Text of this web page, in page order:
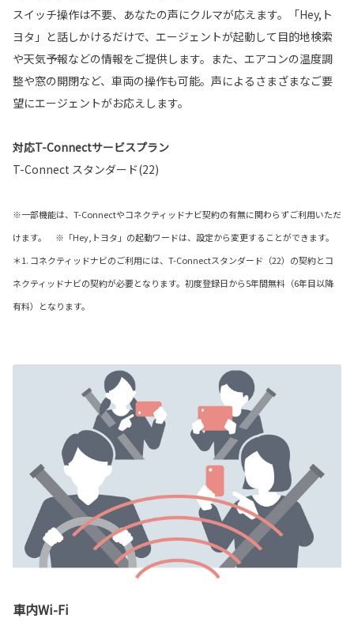
スイッチ操作は不要、あなたの声にクルマが応えます。「Hey,ト
ヨタ」と話しかけるだけで、エージェントが起動して目的地検索
や天気予報などの情報をご提供します。また、エアコンの温度調
整や窓の開閉など、車両の操作も可能。声によるさまざまなご要
望にエージェントがお応えします。
対応T-Connectサービスプラン
T-Connect スタンダード(22)
※一部機能は、T-Connectやコネクティッドナビ契約の有無に関わらずご利用いただ
けます。 ※「Hey,トヨタ」の起動ワードは、設定から変更することができます。
＊1. コネクティッドナビのご利用には、T-Connectスタンダード（22）の契約とコ
ネクティッドナビの契約が必要となります。初度登録日から5年間無料（6年目以降
有料）となります。
車内Wi-Fi